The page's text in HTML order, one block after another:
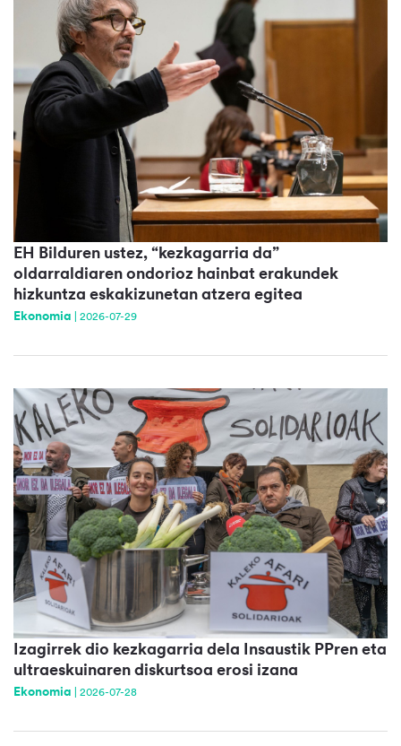
EH Bilduren ustez, “kezkagarria da”
oldarraldiaren ondorioz hainbat erakundek
hizkuntza eskakizunetan atzera egitea
Ekonomia 2026-07-29
Izagirrek dio kezkagarria dela Insaustik PPren eta
ultraeskuinaren diskurtsoa erosi izana
Ekonomia 2026-07-28